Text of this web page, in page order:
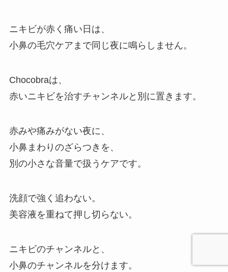
ニキビが赤く痛い日は、
小鼻の毛穴ケアまで同じ夜に鳴らしません。
Chocobraは、
赤いニキビを治すチャンネルと別に置きます。
赤みや痛みがない夜に、
小鼻まわりのざらつきを、
別の小さな音量で扱うケアです。
洗顔で強く追わない。
美容液を重ねて押し切らない。
ニキビのチャンネルと、
小鼻のチャンネルを分けます。